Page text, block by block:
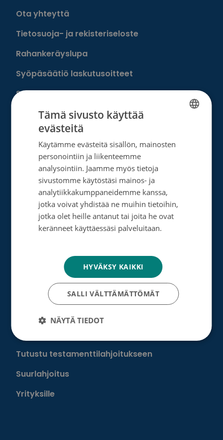
Ota yhteyttä
Tietosuoja- ja rekisteriseloste
Rahankeräyslupa
Syöpäsäätiö laskutusoitteet
Saavutettavuus
Roosa nauha -keräys
Munien puolesta -keräys
Lahjoita
Löydä oma tapasi auttaa
Liity kuukausilahjoittajaksi
Tee kertalahjoitus
Tee muistolahja
Perusta merkkipäiväkeräys
Perusta muistokeräys
Perusta oma keräyksesi
Perusta päivätyökeräys
Tutustu testamenttilahjoitukseen
Suurlahjoitus
Yrityksille
SWEDISH
Tämä sivusto käyttää
evästeitä
Käytämme evästeitä sisällön, mainosten
personointiin ja liikenteemme
analysointiin. Jaamme myös tietoja
sivustomme käytöstäsi mainos- ja
analytiikkakumppaneidemme kanssa,
jotka voivat yhdistää ne muihin tietoihin,
jotka olet heille antanut tai joita he ovat
keränneet käyttäessäsi palveluitaan.
HYVÄKSY KAIKKI
SALLI VÄLTTÄMÄTTÖMÄT
NÄYTÄ TIEDOT